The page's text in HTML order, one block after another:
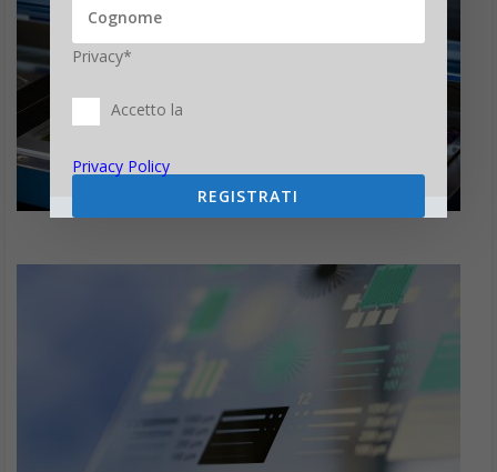
Privacy*
Accetto la
Privacy Policy
REGISTRATI